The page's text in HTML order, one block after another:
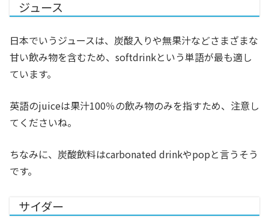
ジュース
日本でいうジュースは、炭酸入りや無果汁などさまざまな
甘い飲み物を含むため、softdrinkという単語が最も適し
ています。
英語のjuiceは果汁100％の飲み物のみを指すため、注意し
てくださいね。
ちなみに、炭酸飲料はcarbonated drinkやpopと言うそう
です。
サイダー